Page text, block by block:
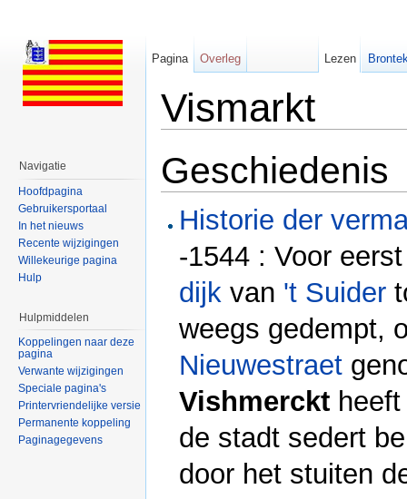
Vismarkt
Geschiedenis
Historie der
-1544 : Voor
dijk van 't Suider
weegs gedempt,
Nieuwestraet
Vishmerckt
de stadt sedert
door het stuiten
Pagina Overleg Lezen
Navigatie
Hoofdpagina
Gebruikersportaal
In het nieuws
Recente wijzigingen
Willekeurige pagina
Hulp
Hulpmiddelen
Koppelingen naar deze
pagina
Verwante wijzigingen
Speciale pagina's
Printervriendelijke versie
Permanente koppeling
Paginagegevens